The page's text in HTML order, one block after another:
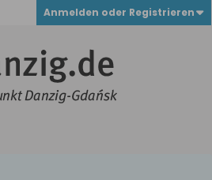
Anmelden oder Registrieren